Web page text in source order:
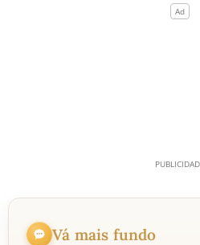
Vá mais fundo